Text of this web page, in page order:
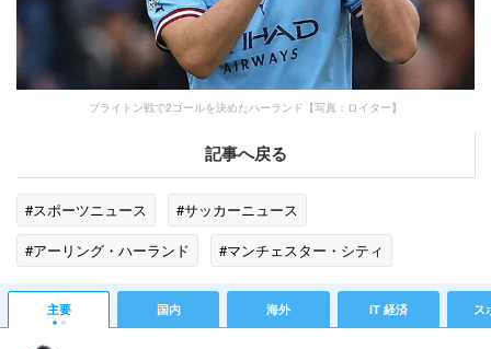
ブライトン戦で2ゴールを決めたハーランド【写真：ロイター】
記事へ戻る
#スポーツニュース
#サッカーニュース
#アーリング・ハーランド
#マンチェスター・シティ
#海外サッカー
#スポーツニュース・トピックス
主要 国内 海外 IT 経済 ス